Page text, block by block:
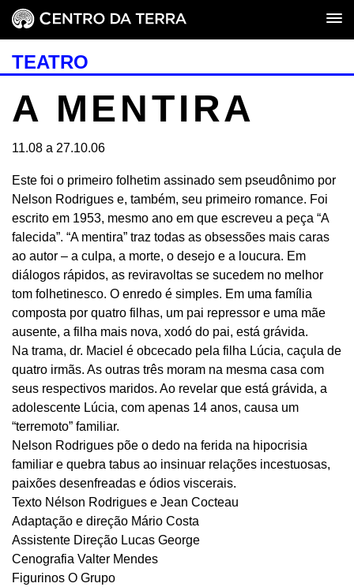
TEATRO
A MENTIRA
11.08 a 27.10.06
Este foi o primeiro folhetim assinado sem pseudônimo por
Nelson Rodrigues e, também, seu primeiro romance. Foi
escrito em 1953, mesmo ano em que escreveu a peça “A
falecida”. “A mentira” traz todas as obsessões mais caras
ao autor – a culpa, a morte, o desejo e a loucura. Em
diálogos rápidos, as reviravoltas se sucedem no melhor
tom folhetinesco. O enredo é simples. Em uma família
composta por quatro filhas, um pai repressor e uma mãe
ausente, a filha mais nova, xodó do pai, está grávida.
Na trama, dr. Maciel é obcecado pela filha Lúcia, caçula de
quatro irmãs. As outras três moram na mesma casa com
seus respectivos maridos. Ao revelar que está grávida, a
adolescente Lúcia, com apenas 14 anos, causa um
“terremoto” familiar.
Nelson Rodrigues põe o dedo na ferida na hipocrisia
familiar e quebra tabus ao insinuar relações incestuosas,
paixões desenfreadas e ódios viscerais.
Texto Nélson Rodrigues e Jean Cocteau
Adaptação e direção Mário Costa
Assistente Direção Lucas George
Cenografia Valter Mendes
Figurinos O Grupo